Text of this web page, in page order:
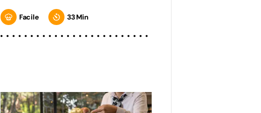
Facile 33 Min